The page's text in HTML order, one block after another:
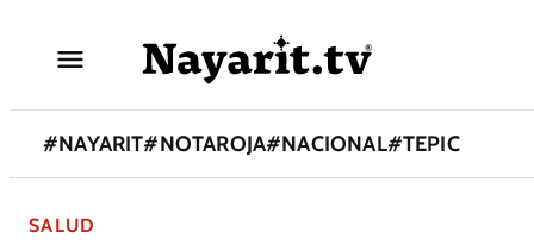
#NAYARIT#NOTAROJA#NACIONAL#TEPIC
SALUD